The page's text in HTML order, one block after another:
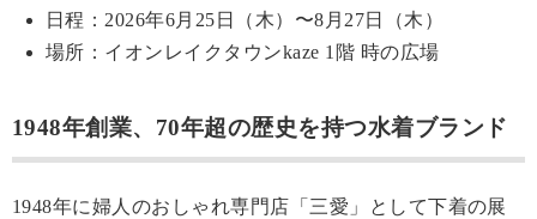
日程：2026年6月25日（木）〜8月27日（木）
場所：イオンレイクタウンkaze 1階 時の広場
1948年創業、70年超の歴史を持つ水着ブランド
1948年に婦人のおしゃれ専門店「三愛」として下着の展